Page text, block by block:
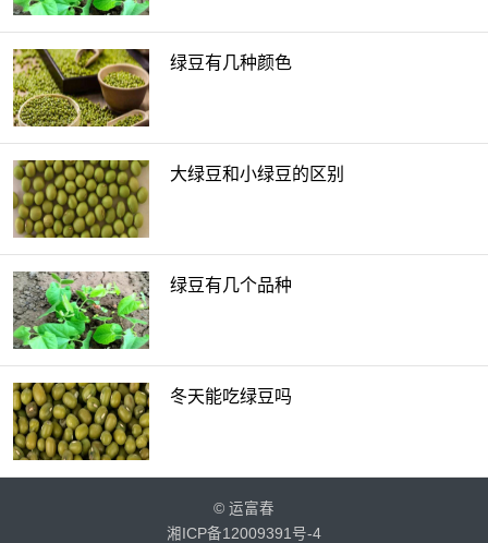
绿豆有几种颜色
大绿豆和小绿豆的区别
绿豆有几个品种
冬天能吃绿豆吗
© 运富春
湘ICP备12009391号-4